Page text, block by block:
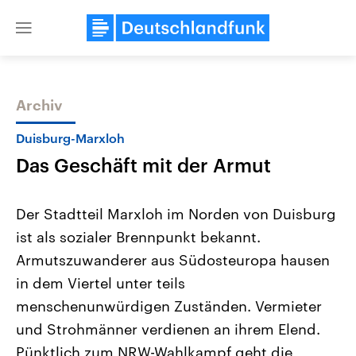
Close
Themen
Landtagswahl Sachsen-Anhalt
2026
Alle Informationen
Sachsen-Anhalt wählt am 6.
September 2026 einen neuen
Bundesland von einer Koalition aus
Hintergründe
Wirtschaftlich und
gehören die Vereinigten
mit großem Einfluss auf
Archiv
Duisburg-Marxloh
Das Geschäft mit der Armut
Der Stadtteil Marxloh im Norden von Duisburg
ist als sozialer Brennpunkt bekannt.
Armutszuwanderer aus Südosteuropa hausen
in dem Viertel unter teils
menschenunwürdigen Zuständen. Vermieter
und Strohmänner verdienen an ihrem Elend.
Pünktlich zum NRW-Wahlkampf geht die